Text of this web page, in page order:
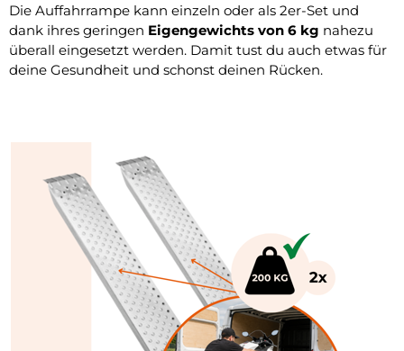
Die Auffahrrampe kann einzeln oder als 2er-Set und
dank ihres geringen Eigengewichts von 6 kg nahezu
überall eingesetzt werden. Damit tust du auch etwas für
deine Gesundheit und schonst deinen Rücken.